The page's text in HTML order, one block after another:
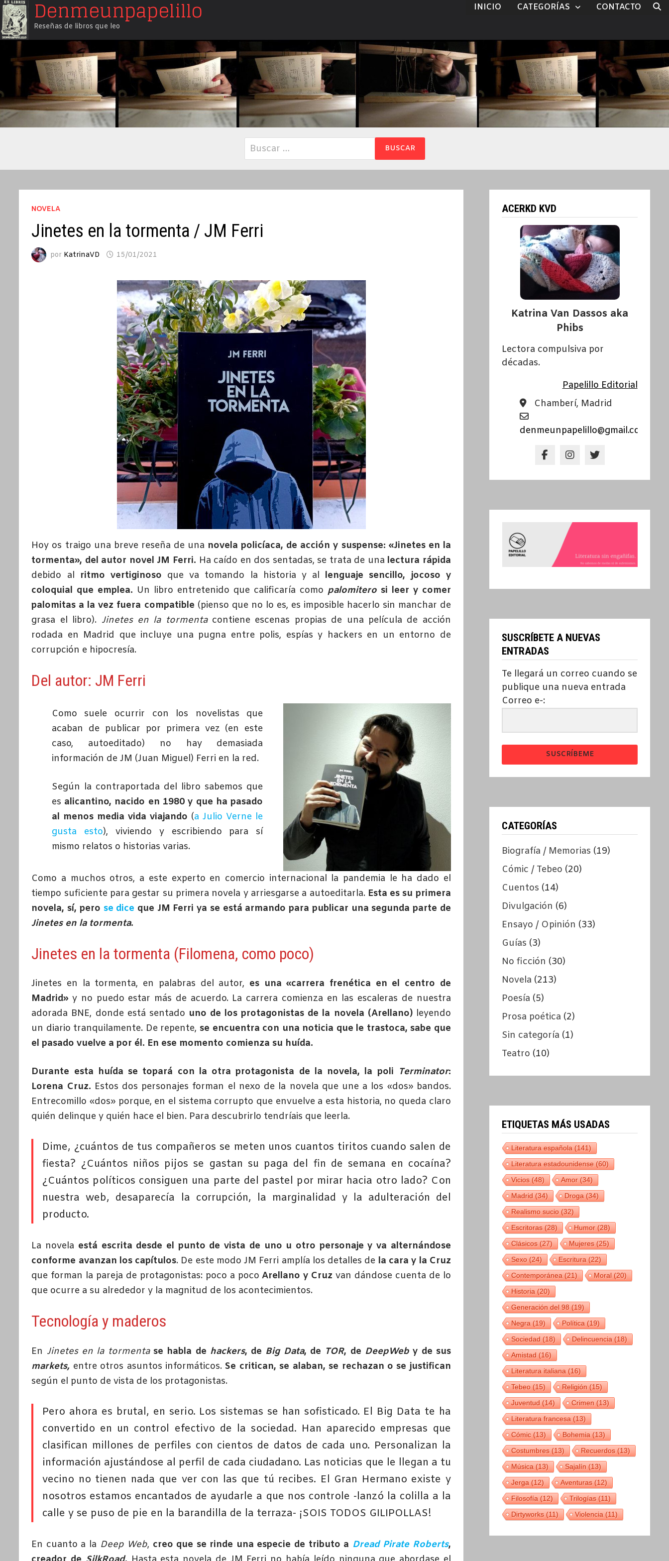
Saltar
al
contenido
Denmeunpapelillo
Reseñas de libros que leo
INICIO CATEGORÍAS CONTACTO
Buscar:
NOVELA
Jinetes en la tormenta / JM Ferri
por KatrinaVD 15/01/2021
Hoy os traigo una breve reseña de una novela policíaca, de acción y suspense: «Jinetes en la
tormenta», del autor novel JM Ferri. Ha caído en dos sentadas, se trata de una lectura rápida
debido al ritmo vertiginoso que va tomando la historia y al lenguaje sencillo, jocoso y
coloquial que emplea. Un libro entretenido que calificaría como palomiterosi leer y comer
palomitas a la vez fuera compatible (pienso que no lo es, es imposible hacerlo sin manchar de
grasa el libro). Jinetes en la tormentacontiene escenas propias de una película de acción
rodada en Madrid que incluye una pugna entre polis, espías y hackers en un entorno de
corrupción e hipocresía.
Del autor: JM Ferri
Como suele ocurrir con los novelistas que
acaban de publicar por primera vez (en este
caso, autoeditado) no hay demasiada
información de JM (Juan Miguel) Ferri en la red.
Según la contraportada del libro sabemos que
es alicantino, nacido en 1980 y que ha pasado
al menos media vida viajando (a Julio Verne le
gusta esto), viviendo y escribiendo para sí
mismo relatos o historias varias.
Como a muchos otros, a este experto en comercio internacional la pandemia le ha dado el
tiempo suficiente para gestar su primera novela y arriesgarse a autoeditarla. Esta es su primera
novela, sí, pero se dice que JM Ferri ya se está armando para publicar una segunda parte de
Jinetes en la tormenta.
Jinetes en la tormenta (Filomena, como poco)
Jinetes en la tormenta, en palabras del autor, es una «carrera frenética en el centro de
Madrid»y no puedo estar más de acuerdo. La carrera comienza en las escaleras de nuestra
adorada BNE, donde está sentado uno de los protagonistas de la novela (Arellano)leyendo
un diario tranquilamente. De repente, se encuentra con una noticia que le trastoca, sabe que
el pasado vuelve a por él. En ese momento comienza su huída.
Durante esta huída se topará con la otra protagonista de la novela, la poli Terminator:
Lorena Cruz. Estos dos personajes forman el nexo de la novela que une a los «dos» bandos.
Entrecomillo «dos» porque, en el sistema corrupto que envuelve a esta historia, no queda claro
quién delinque y quién hace el bien. Para descubrirlo tendríais que leerla.
Dime, ¿cuántos de tus compañeros se meten unos cuantos tiritos cuando salen de
fiesta? ¿Cuántos niños pijos se gastan su paga del fin de semana en cocaína?
¿Cuántos políticos consiguen una parte del pastel por mirar hacia otro lado? Con
nuestra web, desaparecía la corrupción, la marginalidad y la adulteración del
producto.
La novela está escrita desde el punto de vista de uno u otro personaje y va alternándose
conforme avanzan los capítulos. De este modo JM Ferri amplía los detalles de la cara y la Cruz
que forman la pareja de protagonistas: poco a poco Arellano y Cruzvan dándose cuenta de lo
que ocurre a su alrededor y la magnitud de los acontecimientos.
Tecnología y maderos
En Jinetes en la tormenta se habla de hackers, de Big Data, de TOR, de DeepWeby de sus
markets, entre otros asuntos informáticos. Se critican, se alaban, se rechazan o se justifican
según el punto de vista de los protagonistas.
Pero ahora es brutal, en serio. Los sistemas se han sofisticado. El Big Data te ha
convertido en un control efectivo de la sociedad. Han aparecido empresas que
clasifican millones de perfiles con cientos de datos de cada uno. Personalizan la
información ajustándose al perfil de cada ciudadano. Las noticias que le llegan a tu
vecino no tienen nada que ver con las que tú recibes. El Gran Hermano existe y
nosotros estamos encantados de ayudarle a que nos controle -lanzó la colilla a la
calle y se puso de pie en la barandilla de la terraza- ¡SOIS TODOS GILIPOLLAS!
En cuanto a la Deep Web, creo que se rinde una especie de tributo a Dread Pirate Roberts,
ACERKD KVD
Katrina Van Dassos aka
Phibs
Lectora compulsiva por
décadas.
Papelillo Editorial
Chamberí, Madrid
denmeunpapelillo@gmail.com
SUSCRÍBETE A NUEVAS
ENTRADAS
Te llegará un correo cuando se
publique una nueva entrada
Correo e-:
SUSCRÍBEME
CATEGORÍAS
Biografía / Memorias (19)
Cómic / Tebeo (20)
Cuentos (14)
Divulgación (6)
Ensayo / Opinión (33)
Guías (3)
No ficción (30)
Novela (213)
Poesía (5)
Prosa poética (2)
Sin categoría (1)
Teatro (10)
ETIQUETAS MÁS USADAS
Literatura española(141)
Literatura estadounidense(60)
Vicios(48) Amor(34)
Madrid(34) Droga(34)
Realismo sucio(32)
Escritoras(28) Humor(28)
Clásicos(27) Mujeres(25)
Sexo(24) Escritura(22)
Contemporánea(21) Moral(20)
Historia(20)
Generación del 98(19)
Negra(19) Política(19)
Sociedad(18) Delincuencia(18)
Amistad(16)
Literatura italiana(16)
Tebeo(15) Religión(15)
Juventud(14) Crimen(13)
Literatura francesa(13)
Cómic(13) Bohemia(13)
Costumbres(13) Recuerdos(13)
Música(13) Sajalín(13)
Jerga(12) Aventuras(12)
Filosofía(12) Trilogías(11)
Dirtyworks(11) Violencia(11)